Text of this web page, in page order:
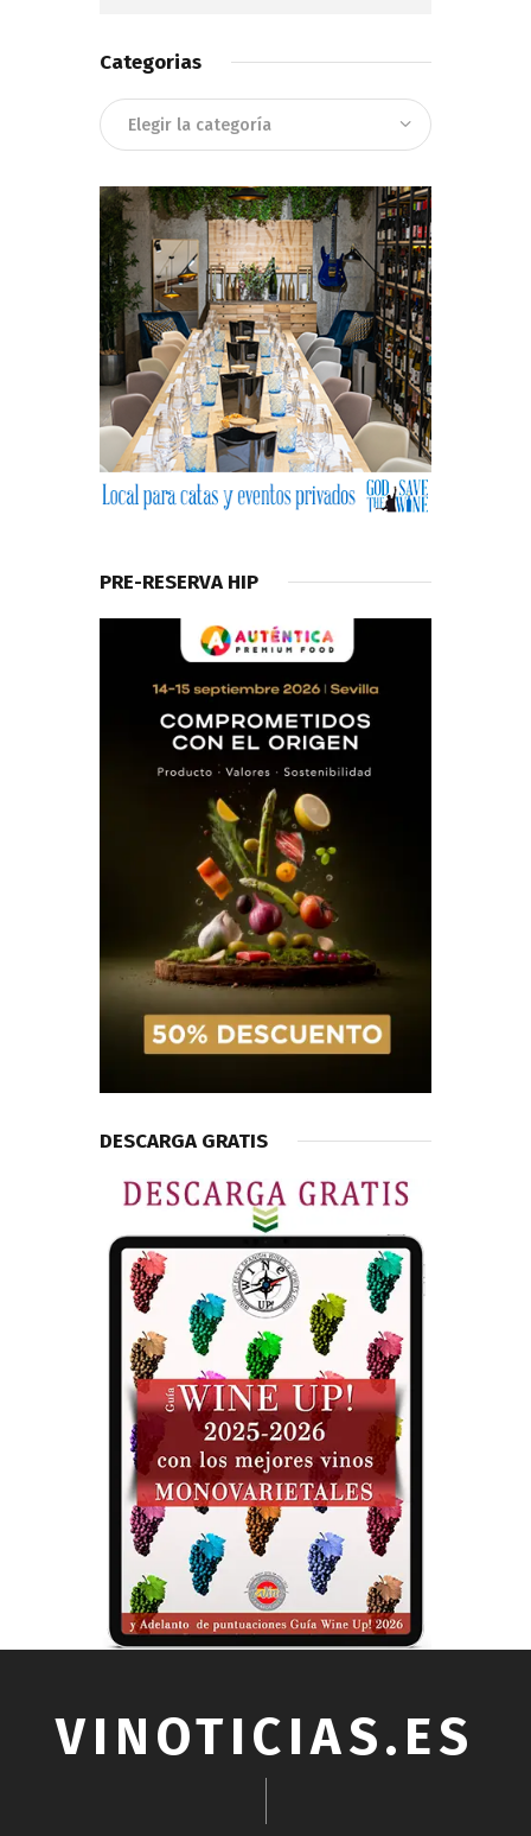
Categorias
Categorias
PRE-RESERVA HIP
DESCARGA GRATIS
VINOTICIAS.ES